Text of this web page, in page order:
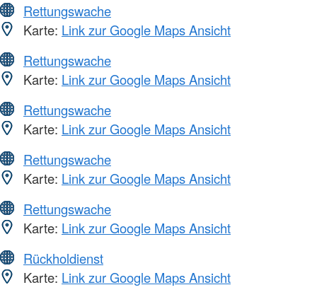
Rettungswache
Karte: Link zur Google Maps Ansicht
Rettungswache
Karte: Link zur Google Maps Ansicht
Rettungswache
Karte: Link zur Google Maps Ansicht
Rettungswache
Karte: Link zur Google Maps Ansicht
Rettungswache
Karte: Link zur Google Maps Ansicht
Rückholdienst
Karte: Link zur Google Maps Ansicht